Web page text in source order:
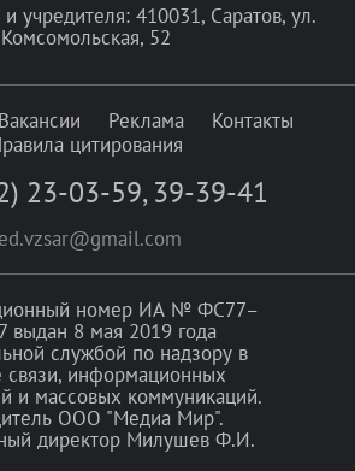
учредителя: 410031, Саратов, ул.
Комсомольская, 52
Вакансии Реклама
Контакты
цитирования
23-03-59, 39-39-41
номер ИА № ФС77–
выдан 8 мая 2019 года
службой по надзору в
связи, информационных
и массовых коммуникаций.
ООО "Медиа Мир".
директор Милушев Ф.И.